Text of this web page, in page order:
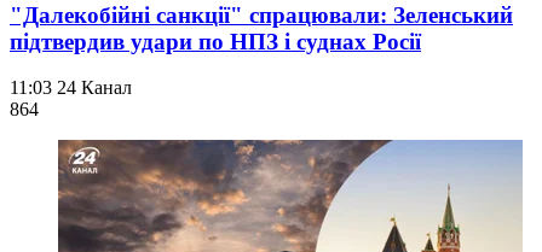
"Далекобійні санкції" спрацювали: Зеленський
підтвердив удари по НПЗ і суднах Росії
11:03 24 Канал
864